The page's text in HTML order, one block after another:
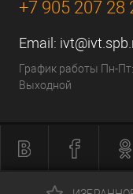
+7 905 207 28
Email:
График работы Пн-
Выходной